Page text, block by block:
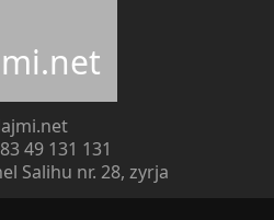
49 131 131
Salihu nr. 28, zyrja